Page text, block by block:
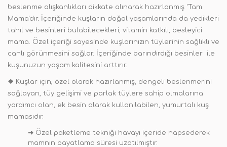
beslenme alışkanlıkları dikkate alınarak hazırlanmış 'Tam
Mama'dır. İçeriğinde kuşların doğal yaşamlarında da yedikleri
tahıl ve besinleri bulabilecekleri, vitamin katkılı, besleyici
mama. Özel içeriği sayesinde kuşlarınızın tüylerinin sağlıklı ve
canlı görünmesini sağlar. İçeriğinde barındırdığı besinler ile
kuşunuzun yaşam kalitesini arttırır.
❖ Kuşlar için, özel olarak hazırlanmış, dengeli beslenmerini
sağlayan, tüy gelişimi ve parlak tüylere sahip olmalarına
yardımcı olan, ek besin olarak kullanılabilen, yumurtalı kuş
mamasıdır.
➜ Özel paketleme tekniği havayı içeride hapsederek
mamnın bayatlama süresi uzatılmıştır.